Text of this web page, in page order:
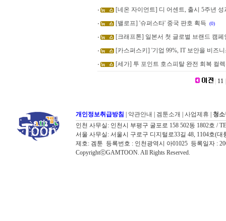
[네온 자이언트] 디 어센트, 출시 5주년
[밸로프] '슈퍼스타' 중국 판호 획득
(0)
[크래프톤] 일본서 첫 글로벌 브랜드 캠
[카스퍼스키] '기업 99%, IT 보안을 비즈
[세가] 투 포인트 호스피탈 완전 회복 컬
11
개인정보취급방침 약관안내 겜툰소개 사업제휴
청
인천 사무실: 인천시 부평구 굴포로 158 502동 1802호 /
서울 사무실: 서울시 구로구 디지털로33길 48, 1104호(대
제호: 겜툰 등록번호 : 인천광역시 아01025 등록일자 :
CopyrightⓒGAMTOON. All Rights Reserved.